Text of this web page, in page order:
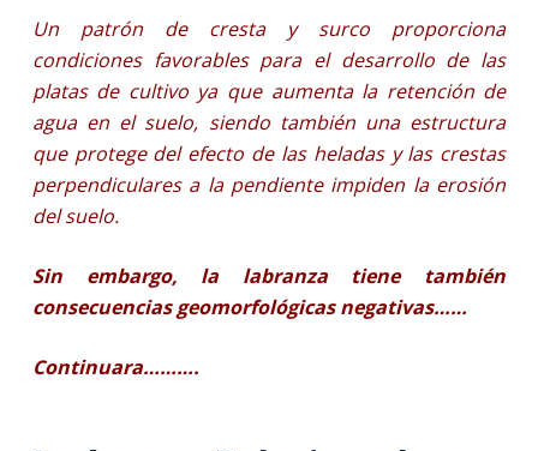
Un patrón de cresta y surco proporciona
condiciones favorables para el desarrollo de las
platas de cultivo ya que aumenta la retención de
agua en el suelo, siendo también una estructura
que protege del efecto de las heladas y las crestas
perpendiculares a la pendiente impiden la erosión
del suelo.
Sin embargo, la labranza tiene también
consecuencias geomorfológicas negativas……
Continuara……….